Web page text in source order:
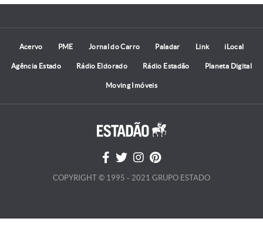
Acervo PME Jornal do Carro Paladar Link iLocal
Agência Estado Rádio Eldorado Rádio Estadão Planeta Digital
Moving Imóveis
COPYRIGHT © 1995 - 2021 GRUPO ESTADO